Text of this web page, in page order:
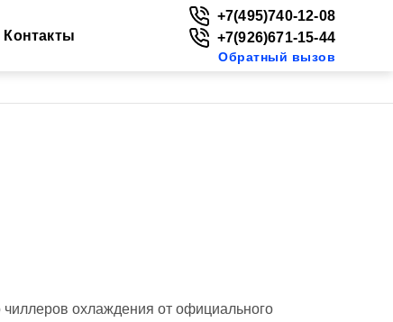
Контакты
+7(495)740-12-08
+7(926)671-15-44
Обратный вызов
охлаждения от официального